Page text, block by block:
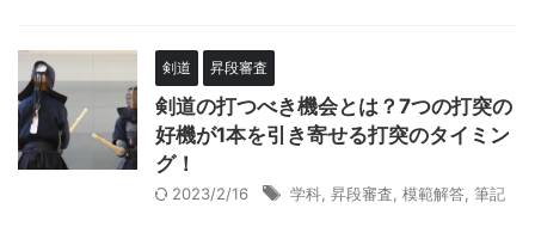
剣道 昇段審査
剣道の打つべき機会とは？7つの打突の
好機が1本を引き寄せる打突のタイミン
グ！
2023/2/16 学科 昇段審査 模範解答 筆記